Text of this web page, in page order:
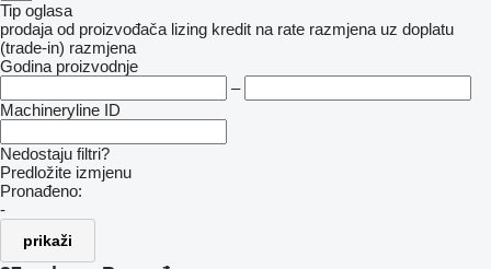
Tip oglasa
prodaja od proizvođača lizing kredit na rate razmjena uz doplatu
(trade-in) razmjena
Godina proizvodnje
–
Machineryline ID
Nedostaju filtri?
Predložite izmjenu
Pronađeno:
-
prikaži